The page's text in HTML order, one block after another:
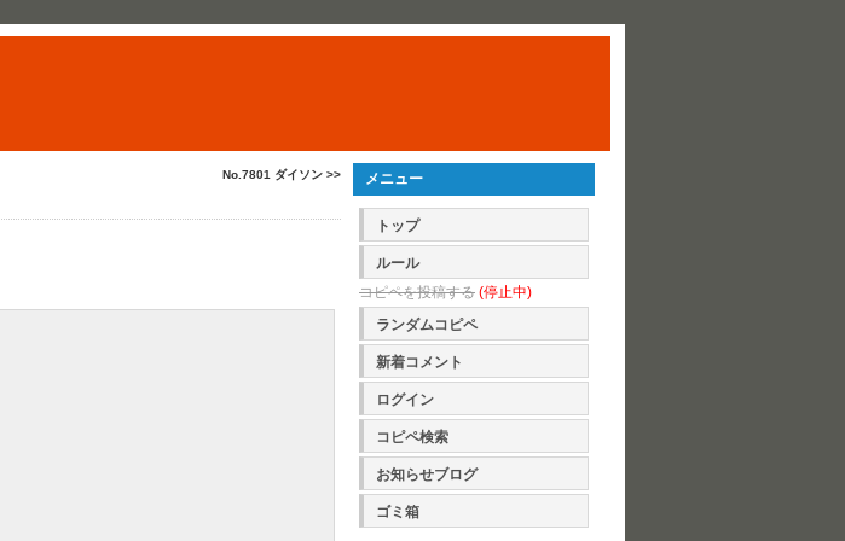
No.7801 ダイソン >> メニュー
トップ
ルール
コピペを投稿する (停止中)
ランダムコピペ
新着コメント
ログイン
コピペ検索
お知らせブログ
ゴミ箱